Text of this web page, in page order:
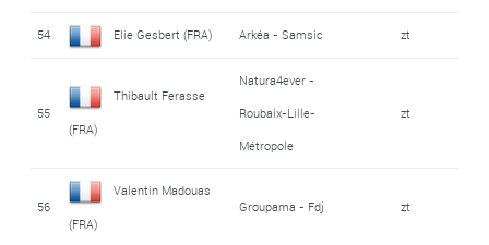
54 Elie Gesbert (FRA) Arkéa - Samsic zt
55
Thibault Ferasse
(FRA)
Natura4ever -
Roubaix-Lille-
Métropole
zt
56
Valentin Madouas
(FRA)
Groupama - Fdj zt